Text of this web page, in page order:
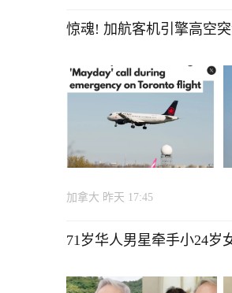
惊魂! 加航客机引擎高空
加拿大 昨天 17:45
71岁华人男星牵手小24岁